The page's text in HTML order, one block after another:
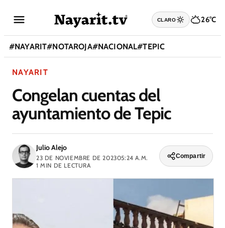
CLARO 26°C
#NAYARIT#NOTAROJA#NACIONAL#TEPIC
NAYARIT
Congelan cuentas del
ayuntamiento de Tepic
Julio Alejo
23 DE NOVIEMBRE DE 202305:24 A.M.
1 MIN DE LECTURA
Compartir